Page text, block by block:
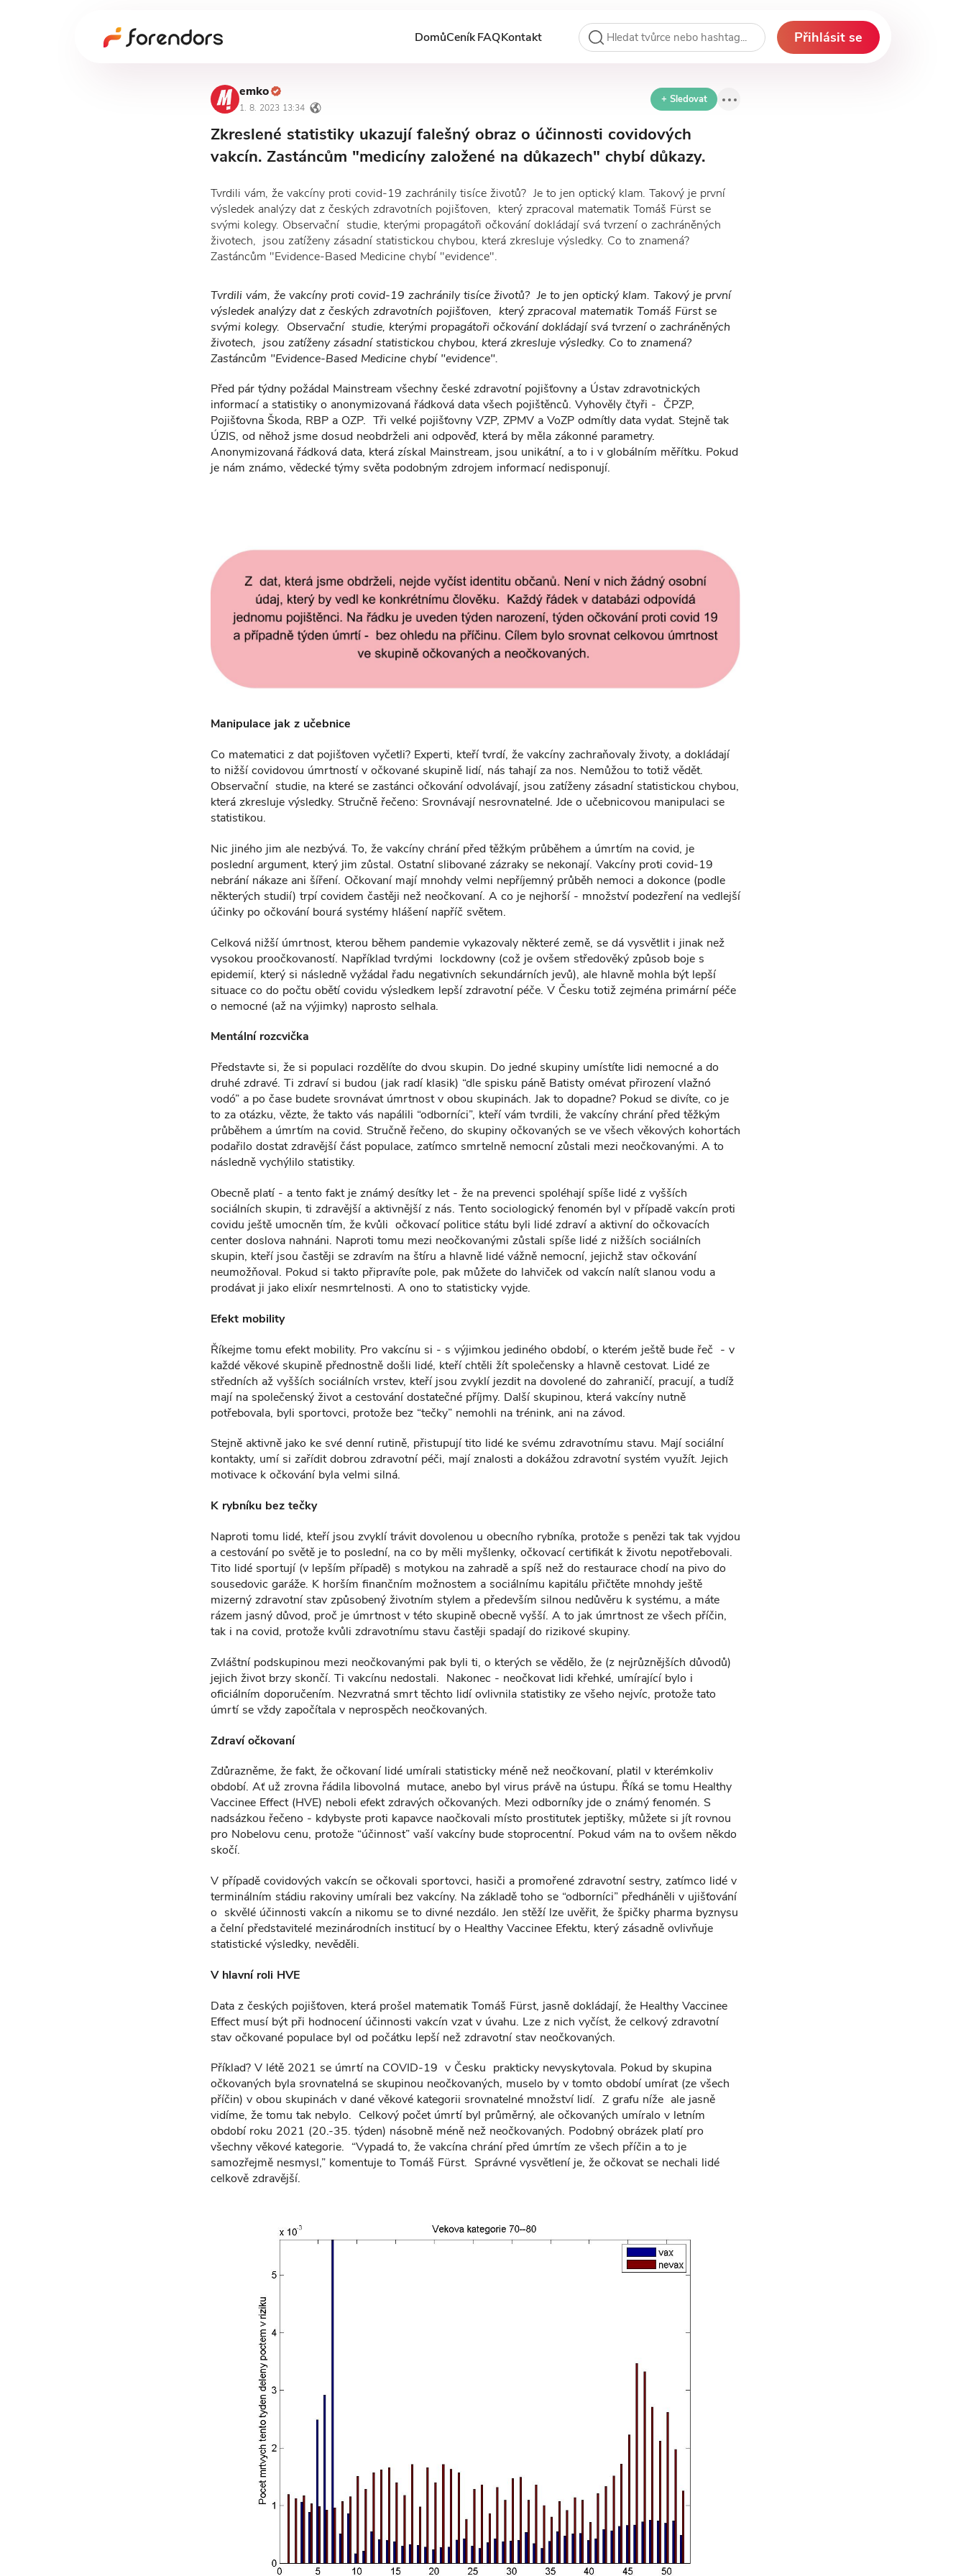
DomůCeníkFAQKontakt Přihlásit se
emko
1. 8. 2023 13:34
+ Sledovat
Zkreslené statistiky ukazují falešný obraz o účinnosti covidových
vakcín. Zastáncům "medicíny založené na důkazech" chybí důkazy.
Tvrdili vám, že vakcíny proti covid-19 zachránily tisíce životů? Je to jen optický klam. Takový je první
výsledek analýzy dat z českých zdravotních pojišťoven, který zpracoval matematik Tomáš Fürst se
svými kolegy. Observační studie, kterými propagátoři očkování dokládají svá tvrzení o zachráněných
životech, jsou zatíženy zásadní statistickou chybou, která zkresluje výsledky. Co to znamená?
Zastáncům "Evidence-Based Medicine chybí "evidence".
Tvrdili vám, že vakcíny proti covid-19 zachránily tisíce životů? Je to jen optický klam. Takový je první
výsledek analýzy dat z českých zdravotních pojišťoven, který zpracoval matematik Tomáš Fürst se
svými kolegy. Observační studie, kterými propagátoři očkování dokládají svá tvrzení o zachráněných
životech, jsou zatíženy zásadní statistickou chybou, která zkresluje výsledky. Co to znamená?
Zastáncům "Evidence-Based Medicine chybí "evidence".
Před pár týdny požádal Mainstream všechny české zdravotní pojišťovny a Ústav zdravotnických
informací a statistiky o anonymizovaná řádková data všech pojištěnců. Vyhověly čtyři - ČPZP,
Pojišťovna Škoda, RBP a OZP. Tři velké pojišťovny VZP, ZPMV a VoZP odmítly data vydat. Stejně tak
ÚZIS, od něhož jsme dosud neobdrželi ani odpověď, která by měla zákonné parametry.
Anonymizovaná řádková data, která získal Mainstream, jsou unikátní, a to i v globálním měřítku. Pokud
je nám známo, vědecké týmy světa podobným zdrojem informací nedisponují.
Manipulace jak z učebnice
Co matematici z dat pojišťoven vyčetli? Experti, kteří tvrdí, že vakcíny zachraňovaly životy, a dokládají
to nižší covidovou úmrtností v očkované skupině lidí, nás tahají za nos. Nemůžou to totiž vědět.
Observační studie, na které se zastánci očkování odvolávají, jsou zatíženy zásadní statistickou chybou,
která zkresluje výsledky. Stručně řečeno: Srovnávají nesrovnatelné. Jde o učebnicovou manipulaci se
statistikou.
Nic jiného jim ale nezbývá. To, že vakcíny chrání před těžkým průběhem a úmrtím na covid, je
poslední argument, který jim zůstal. Ostatní slibované zázraky se nekonají. Vakcíny proti covid-19
nebrání nákaze ani šíření. Očkovaní mají mnohdy velmi nepříjemný průběh nemoci a dokonce (podle
některých studií) trpí covidem častěji než neočkovaní. A co je nejhorší - množství podezření na vedlejší
účinky po očkování bourá systémy hlášení napříč světem.
Celková nižší úmrtnost, kterou během pandemie vykazovaly některé země, se dá vysvětlit i jinak než
vysokou proočkovaností. Například tvrdými lockdowny (což je ovšem středověký způsob boje s
epidemií, který si následně vyžádal řadu negativních sekundárních jevů), ale hlavně mohla být lepší
situace co do počtu obětí covidu výsledkem lepší zdravotní péče. V Česku totiž zejména primární péče
o nemocné (až na výjimky) naprosto selhala.
Mentální rozcvička
Představte si, že si populaci rozdělíte do dvou skupin. Do jedné skupiny umístíte lidi nemocné a do
druhé zdravé. Ti zdraví si budou (jak radí klasik) “dle spisku páně Batisty omévat přirození vlažnó
vodó” a po čase budete srovnávat úmrtnost v obou skupinách. Jak to dopadne? Pokud se divíte, co je
to za otázku, vězte, že takto vás napálili “odborníci”, kteří vám tvrdili, že vakcíny chrání před těžkým
průběhem a úmrtím na covid. Stručně řečeno, do skupiny očkovaných se ve všech věkových kohortách
podařilo dostat zdravější část populace, zatímco smrtelně nemocní zůstali mezi neočkovanými. A to
následně vychýlilo statistiky.
Obecně platí - a tento fakt je známý desítky let - že na prevenci spoléhají spíše lidé z vyšších
sociálních skupin, ti zdravější a aktivnější z nás. Tento sociologický fenomén byl v případě vakcín proti
covidu ještě umocněn tím, že kvůli očkovací politice státu byli lidé zdraví a aktivní do očkovacích
center doslova nahnáni. Naproti tomu mezi neočkovanými zůstali spíše lidé z nižších sociálních
skupin, kteří jsou častěji se zdravím na štíru a hlavně lidé vážně nemocní, jejichž stav očkování
neumožňoval. Pokud si takto připravíte pole, pak můžete do lahviček od vakcín nalít slanou vodu a
prodávat ji jako elixír nesmrtelnosti. A ono to statisticky vyjde.
Efekt mobility
Říkejme tomu efekt mobility. Pro vakcínu si - s výjimkou jediného období, o kterém ještě bude řeč - v
každé věkové skupině přednostně došli lidé, kteří chtěli žít společensky a hlavně cestovat. Lidé ze
středních až vyšších sociálních vrstev, kteří jsou zvyklí jezdit na dovolené do zahraničí, pracují, a tudíž
mají na společenský život a cestování dostatečné příjmy. Další skupinou, která vakcíny nutně
potřebovala, byli sportovci, protože bez “tečky” nemohli na trénink, ani na závod.
Stejně aktivně jako ke své denní rutině, přistupují tito lidé ke svému zdravotnímu stavu. Mají sociální
kontakty, umí si zařídit dobrou zdravotní péči, mají znalosti a dokážou zdravotní systém využít. Jejich
motivace k očkování byla velmi silná.
K rybníku bez tečky
Naproti tomu lidé, kteří jsou zvyklí trávit dovolenou u obecního rybníka, protože s penězi tak tak vyjdou
a cestování po světě je to poslední, na co by měli myšlenky, očkovací certifikát k životu nepotřebovali.
Tito lidé sportují (v lepším případě) s motykou na zahradě a spíš než do restaurace chodí na pivo do
sousedovic garáže. K horším finančním možnostem a sociálnímu kapitálu přičtěte mnohdy ještě
mizerný zdravotní stav způsobený životním stylem a především silnou nedůvěru k systému, a máte
rázem jasný důvod, proč je úmrtnost v této skupině obecně vyšší. A to jak úmrtnost ze všech příčin,
tak i na covid, protože kvůli zdravotnímu stavu častěji spadají do rizikové skupiny.
Zvláštní podskupinou mezi neočkovanými pak byli ti, o kterých se vědělo, že (z nejrůznějších důvodů)
jejich život brzy skončí. Ti vakcínu nedostali. Nakonec - neočkovat lidi křehké, umírající bylo i
oficiálním doporučením. Nezvratná smrt těchto lidí ovlivnila statistiky ze všeho nejvíc, protože tato
úmrtí se vždy započítala v neprospěch neočkovaných.
Zdraví očkovaní
Zdůrazněme, že fakt, že očkovaní lidé umírali statisticky méně než neočkovaní, platil v kterémkoliv
období. Ať už zrovna řádila libovolná mutace, anebo byl virus právě na ústupu. Říká se tomu Healthy
Vaccinee Effect (HVE) neboli efekt zdravých očkovaných. Mezi odborníky jde o známý fenomén. S
nadsázkou řečeno - kdybyste proti kapavce naočkovali místo prostitutek jeptišky, můžete si jít rovnou
pro Nobelovu cenu, protože “účinnost” vaší vakcíny bude stoprocentní. Pokud vám na to ovšem někdo
skočí.
V případě covidových vakcín se očkovali sportovci, hasiči a promořené zdravotní sestry, zatímco lidé v
terminálním stádiu rakoviny umírali bez vakcíny. Na základě toho se “odborníci” předháněli v ujišťování
o skvělé účinnosti vakcín a nikomu se to divné nezdálo. Jen stěží lze uvěřit, že špičky pharma byznysu
a čelní představitelé mezinárodních institucí by o Healthy Vaccinee Efektu, který zásadně ovlivňuje
statistické výsledky, nevěděli.
V hlavní roli HVE
Data z českých pojišťoven, která prošel matematik Tomáš Fürst, jasně dokládají, že Healthy Vaccinee
Effect musí být při hodnocení účinnosti vakcín vzat v úvahu. Lze z nich vyčíst, že celkový zdravotní
stav očkované populace byl od počátku lepší než zdravotní stav neočkovaných.
Příklad? V létě 2021 se úmrtí na COVID-19 v Česku prakticky nevyskytovala. Pokud by skupina
očkovaných byla srovnatelná se skupinou neočkovaných, muselo by v tomto období umírat (ze všech
příčin) v obou skupinách v dané věkové kategorii srovnatelné množství lidí. Z grafu níže ale jasně
vidíme, že tomu tak nebylo. Celkový počet úmrtí byl průměrný, ale očkovaných umíralo v letním
období roku 2021 (20.-35. týden) násobně méně než neočkovaných. Podobný obrázek platí pro
všechny věkové kategorie. “Vypadá to, že vakcína chrání před úmrtím ze všech příčin a to je
samozřejmě nesmysl,” komentuje to Tomáš Fürst. Správné vysvětlení je, že očkovat se nechali lidé
celkově zdravější.